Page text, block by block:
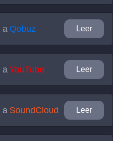
a Qobuz Leer
aYouTube Leer
a SoundCloud Leer